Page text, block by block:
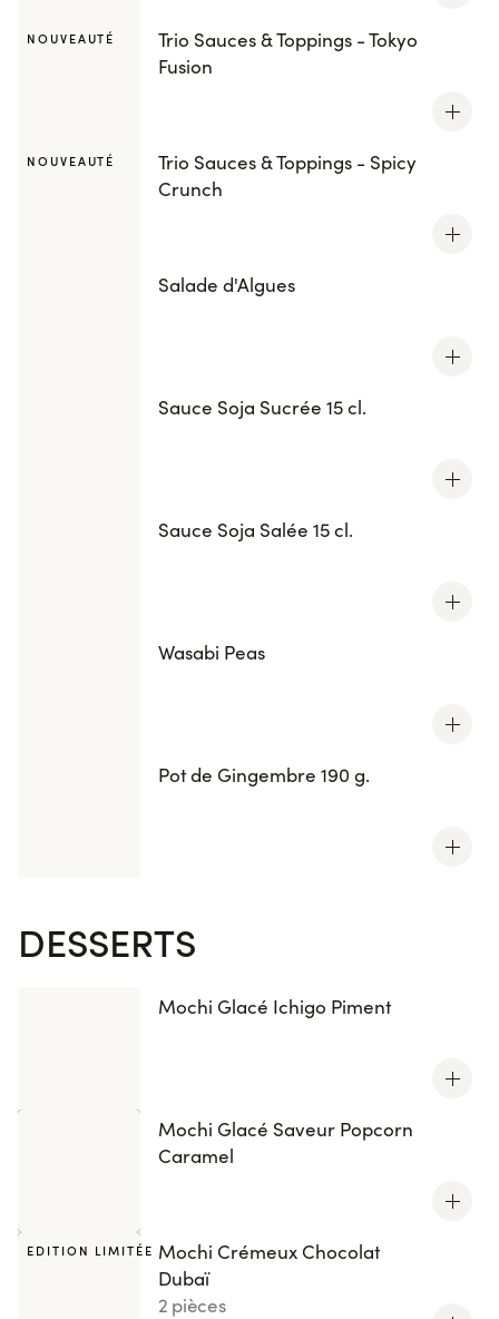
NOUVEAUTÉ
Trio Sauces & Toppings - Tokyo
Fusion
NOUVEAUTÉ
Trio Sauces & Toppings - Spicy
Crunch
Salade d'Algues
Sauce Soja Sucrée 15 cl.
Sauce Soja Salée 15 cl.
Wasabi Peas
Pot de Gingembre 190 g.
DESSERTS
Mochi Glacé Ichigo Piment
Mochi Glacé Saveur Popcorn
Caramel
EDITION LIMITÉE Mochi Crémeux Chocolat
Dubaï
2 pièces